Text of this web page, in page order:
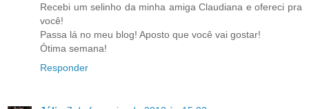
Recebi um selinho da minha amiga Claudiana e ofereci pra
você!
Passa lá no meu blog! Aposto que você vai gostar!
Ótima semana!
Responder